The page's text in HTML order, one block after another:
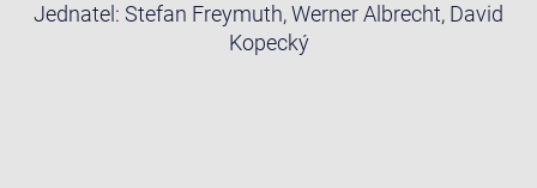
Jednatel: Stefan Freymuth, Werner Albrecht, David
Kopecký